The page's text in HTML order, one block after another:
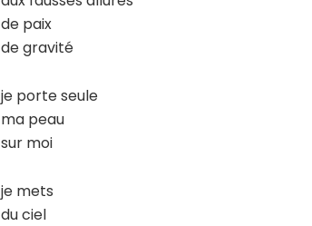
de paix
de gravité
je porte seule
ma peau
sur moi
je mets
du ciel